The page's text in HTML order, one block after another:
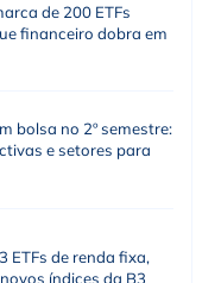
de 200 ETFs
financeiro dobra em
bolsa no 2º semestre:
e setores para
ETFs de renda fixa,
índices da B3